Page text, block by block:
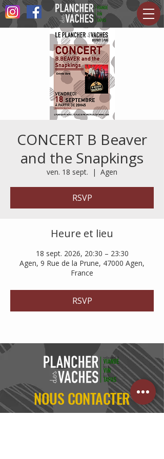
CONCERT B Beaver
and the Snapkings
ven. 18 sept.
  |
Agen
RSVP
Heure et lieu
18 sept. 2026, 20:30 – 23:30
Agen, 9 Rue de la Prune, 47000 Agen,
France
RSVP
NOUS CONTACTER
05 53 95 90 15